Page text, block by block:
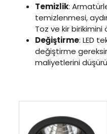
Temizlik:
temizlenmesi,
Toz ve kir
Değiştirme: LED
değiştirme
maliyetlerini